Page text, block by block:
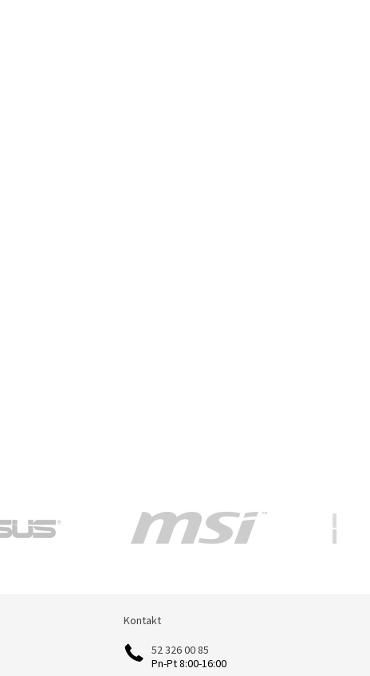
Kontakt
Kontakt
52 326 00 85
Pn-Pt 8:00-16:00